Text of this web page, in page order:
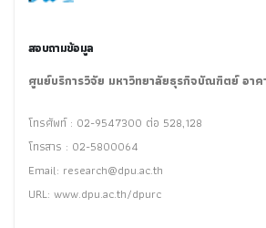
สอบถามข้อมูล
ศูนย์บริการวิจัย มหาวิทยาลัยธุรกิจบัณฑิตย์ อาค
โทรศัพท์ : 02-9547300 ต่อ 528,128
โทรสาร : 02-5800064
Email: research@dpu.ac.th
URL: www.dpu.ac.th/dpurc